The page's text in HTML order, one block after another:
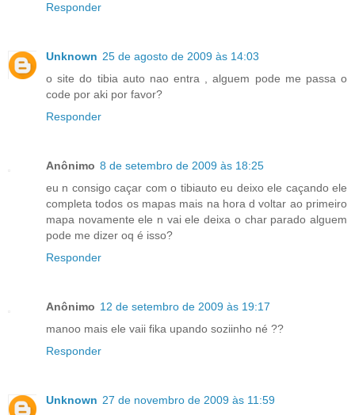
Responder
Unknown 25 de agosto de 2009 às 14:03
o site do tibia auto nao entra , alguem pode me passa o
code por aki por favor?
Responder
Anônimo 8 de setembro de 2009 às 18:25
eu n consigo caçar com o tibiauto eu deixo ele caçando ele
completa todos os mapas mais na hora d voltar ao primeiro
mapa novamente ele n vai ele deixa o char parado alguem
pode me dizer oq é isso?
Responder
Anônimo 12 de setembro de 2009 às 19:17
manoo mais ele vaii fika upando soziinho né ??
Responder
Unknown 27 de novembro de 2009 às 11:59